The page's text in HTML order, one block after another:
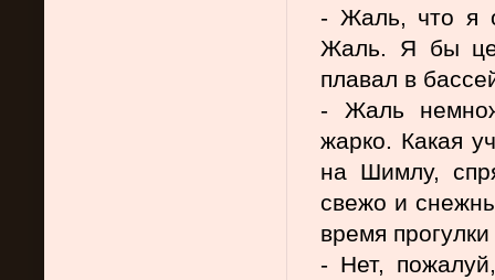
- Жаль, что я
Жаль. Я бы
плавал в
- Жаль
жарко. Какая
на Шимлу,
свежо и
время
- Нет,